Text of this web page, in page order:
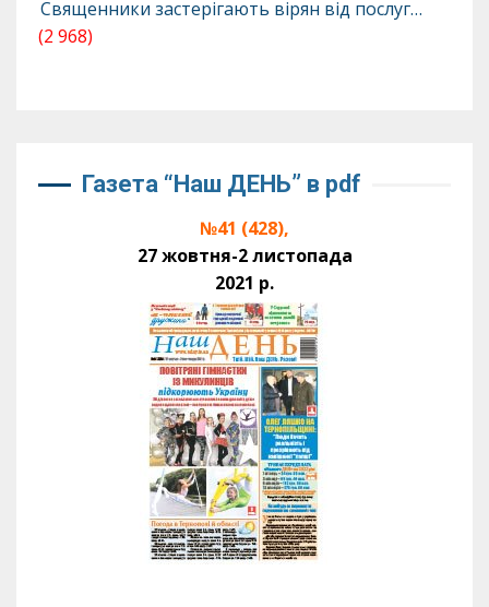
Священники застерігають вірян від послуг…
(2 968)
Газета “Наш ДЕНЬ” в pdf
№41 (428),
27 жовтня-2 листопада
2021 р.